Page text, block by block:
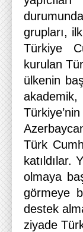
grupları,
Türkiye
kurulan
ülkenin
akademik,
Türk
katıldılar.
olmaya
görmeye
destek
ziyade